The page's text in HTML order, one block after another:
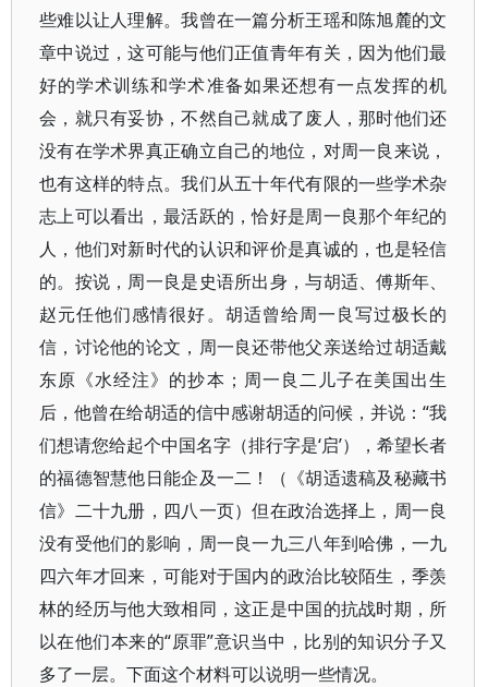
些难以让人理解。我曾在一篇分析王瑶和陈旭麓的文
章中说过，这可能与他们正值青年有关，因为他们最
好的学术训练和学术准备如果还想有一点发挥的机
会，就只有妥协，不然自己就成了废人，那时他们还
没有在学术界真正确立自己的地位，对周一良来说，
也有这样的特点。我们从五十年代有限的一些学术杂
志上可以看出，最活跃的，恰好是周一良那个年纪的
人，他们对新时代的认识和评价是真诚的，也是轻信
的。按说，周一良是史语所出身，与胡适、傅斯年、
赵元任他们感情很好。胡适曾给周一良写过极长的
信，讨论他的论文，周一良还带他父亲送给过胡适戴
东原《水经注》的抄本；周一良二儿子在美国出生
后，他曾在给胡适的信中感谢胡适的问候，并说：“我
们想请您给起个中国名字（排行字是‘启’），希望长者
的福德智慧他日能企及一二！（《胡适遗稿及秘藏书
信》二十九册，四八一页）但在政治选择上，周一良
没有受他们的影响，周一良一九三八年到哈佛，一九
四六年才回来，可能对于国内的政治比较陌生，季羡
林的经历与他大致相同，这正是中国的抗战时期，所
以在他们本来的“原罪”意识当中，比别的知识分子又
多了一层。下面这个材料可以说明一些情况。